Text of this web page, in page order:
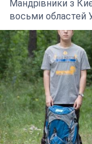
Мандрівники з
восьми областей